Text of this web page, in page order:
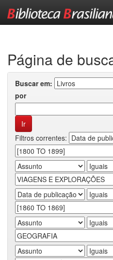
Página de
Buscar em:
por
Filtros correntes: